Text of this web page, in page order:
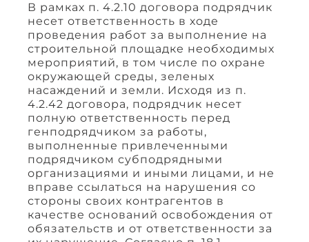
В рамках п. 4.2.10 договора подрядчик
несет ответственность в ходе
проведения работ за выполнение на
строительной площадке необходимых
мероприятий, в том числе по охране
окружающей среды, зеленых
насаждений и земли. Исходя из п.
4.2.42 договора, подрядчик несет
полную ответственность перед
генподрядчиком за работы,
выполненные привлеченными
подрядчиком субподрядными
организациями и иными лицами, и не
вправе ссылаться на нарушения со
стороны своих контрагентов в
качестве оснований освобождения от
обязательств и от ответственности за